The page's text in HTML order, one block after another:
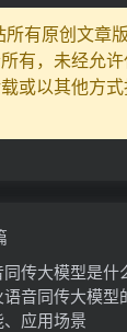
有原创文章
有，未经允
或以其他方
同传大模型是什
音同传大模型
应用场景